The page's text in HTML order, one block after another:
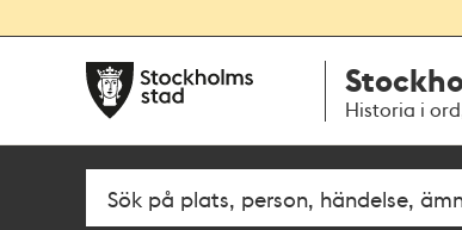
navigationen
huvudinnehållet
Historia i
Fritextsök